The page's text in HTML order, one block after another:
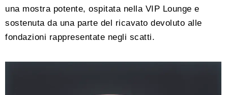
una mostra potente, ospitata nella VIP Lounge e
sostenuta da una parte del ricavato devoluto alle
fondazioni rappresentate negli scatti.